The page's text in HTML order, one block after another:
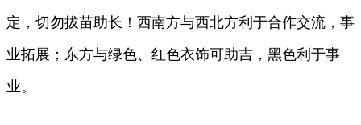
定，切勿拔苗助长！西南方与西北方利于合作交流，事
业拓展；东方与绿色、红色衣饰可助吉，黑色利于事
业。